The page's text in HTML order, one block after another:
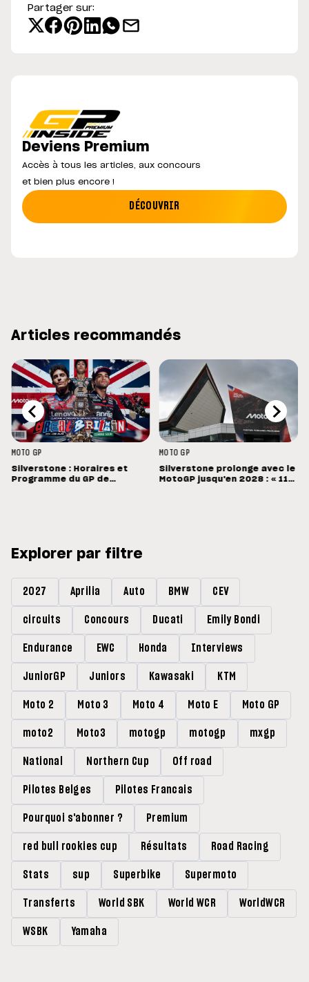
Partager sur:
Deviens Premium
Accès à tous les articles, aux concours
et bien plus encore !
DÉCOUVRIR
Articles recommandés
MOTO GP
Silverstone : Horaires et
Programme du GP de
MOTO GP
Silverstone prolonge avec le
MotoGP jusqu'en 2028 : « 11
Explorer par filtre
2027 Aprilia Auto BMW CEV
circuits Concours Ducati Emily Bondi
Endurance EWC Honda Interviews
JuniorGP Juniors Kawasaki KTM
Moto 2 Moto 3 Moto 4 Moto E Moto GP
moto2 Moto3 motogp motogp mxgp
National Northern Cup Off road
Pilotes Belges Pilotes Francais
Pourquoi s'abonner ? Premium
red bull rookies cup Résultats Road Racing
Stats sup Superbike Supermoto
Transferts World SBK World WCR WorldWCR
WSBK Yamaha